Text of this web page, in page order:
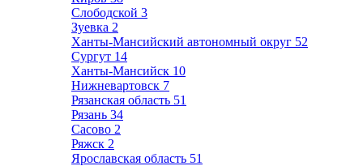
Слободской 3
Зуевка 2
Ханты-Мансийский автономный округ 52
Сургут 14
Ханты-Мансийск 10
Нижневартовск 7
Рязанская область 51
Рязань 34
Сасово 2
Ряжск 2
Ярославская область 51